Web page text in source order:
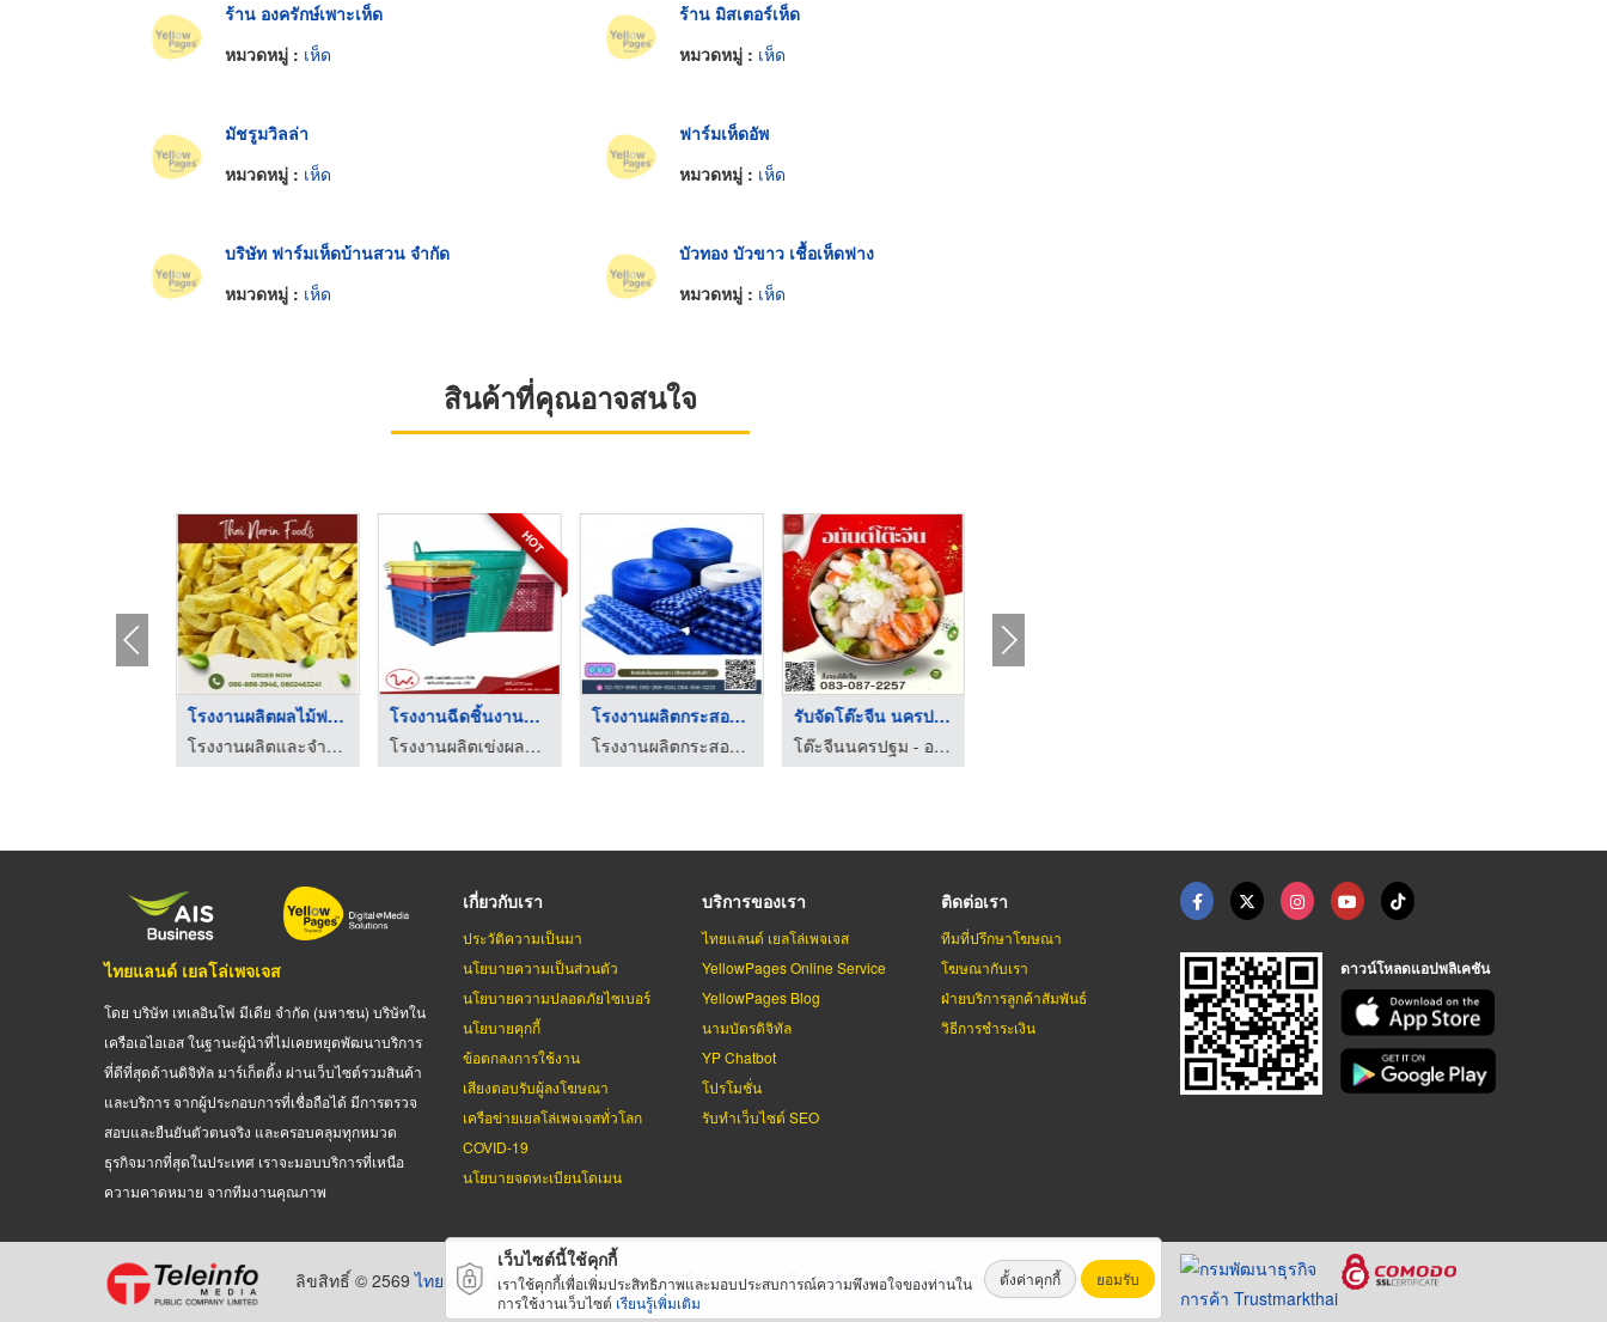
ร้าน องครักษ์เพาะเห็ด
หมวดหมู่ : เห็ด
ร้าน มิสเตอร์เห็ด
หมวดหมู่ : เห็ด
มัชรูมวิลล่า
หมวดหมู่ : เห็ด
ฟาร์มเห็ดอัพ
หมวดหมู่ : เห็ด
บริษัท ฟาร์มเห็ดบ้านสวน จำกัด
หมวดหมู่ : เห็ด
บัวทอง บัวขาว เชื้อเห็ดฟาง
หมวดหมู่ : เห็ด
สินค้าที่คุณอาจสนใจ
โรงงานผลิตผลไม้ฟรีซด ...
โรงงานผลิตและจำหน่าย ผักผลไม้ฟรีซดราย
HOT
โรงงานฉีดชิ้นงานพลาส ...
โรงงานผลิตเข่งผลไม้ ลังผลไม้พลาสติก - ว.พลาสติก (2002)
โรงงานผลิตกระสอบสาน ...
โรงงานผลิตกระสอบสาน PP
รับจัดโต๊ะจีน นครปฐม
โต๊ะจีนนครปฐม - อนันต์โต๊ะจีน
ไทยแลนด์ เยลโล่เพจเจส
โดย บริษัท เทเลอินโฟ มีเดีย จำกัด (มหาชน) บริษัทใน
เครือเอไอเอส ในฐานะผู้นำที่ไม่เคยหยุดพัฒนาบริการ
ที่ดีที่สุดด้านดิจิทัล มาร์เก็ตติ้ง ผ่านเว็บไซต์รวมสินค้า
และบริการ จากผู้ประกอบการที่เชื่อถือได้ มีการตรวจ
สอบและยืนยันตัวตนจริง และครอบคลุมทุกหมวด
ธุรกิจมากที่สุดในประเทศ เราจะมอบบริการที่เหนือ
ความคาดหมาย จากทีมงานคุณภาพ
เกี่ยวกับเรา
ประวัติความเป็นมา
นโยบายความเป็นส่วนตัว
นโยบายความปลอดภัยไซเบอร์
นโยบายคุกกี้
ข้อตกลงการใช้งาน
เสียงตอบรับผู้ลงโฆษณา
เครือข่ายเยลโล่เพจเจสทั่วโลก
COVID-19
นโยบายจดทะเบียนโดเมน
บริการของเรา
ไทยแลนด์ เยลโล่เพจเจส
YellowPages Online Service
YellowPages Blog
นามบัตรดิจิทัล
YP Chatbot
โปรโมชั่น
รับทำเว็บไซต์ SEO
ติดต่อเรา
ทีมที่ปรึกษาโฆษณา
โฆษณากับเรา
ฝ่ายบริการลูกค้าสัมพันธ์
วิธีการชำระเงิน
ดาวน์โหลดแอปพลิเคชัน
ลิขสิทธิ์ © 2569ไทยแลนด์ เยลโล่เพจเจสสงวนลิขสิทธิ์ตามกฏหมาย โดยบริษัท เทเลอินโฟ มีเดีย จำกัด (มหาชน)
เว็บไซต์นี้ใช้คุกกี้
เราใช้คุกกี้เพื่อเพิ่มประสิทธิภาพและมอบประสบการณ์ความพึงพอใจของท่านใน
การใช้งานเว็บไซต์ เรียนรู้เพิ่มเติม
ตั้งค่าคุกกี้ ยอมรับ